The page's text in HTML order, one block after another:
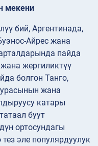
мекени
бий, Аргентинада,
Айрес жана
пайда
жергиликтүү
болгон Танго,
жана
катары
буут
ортосундагы
эле популярдуулук